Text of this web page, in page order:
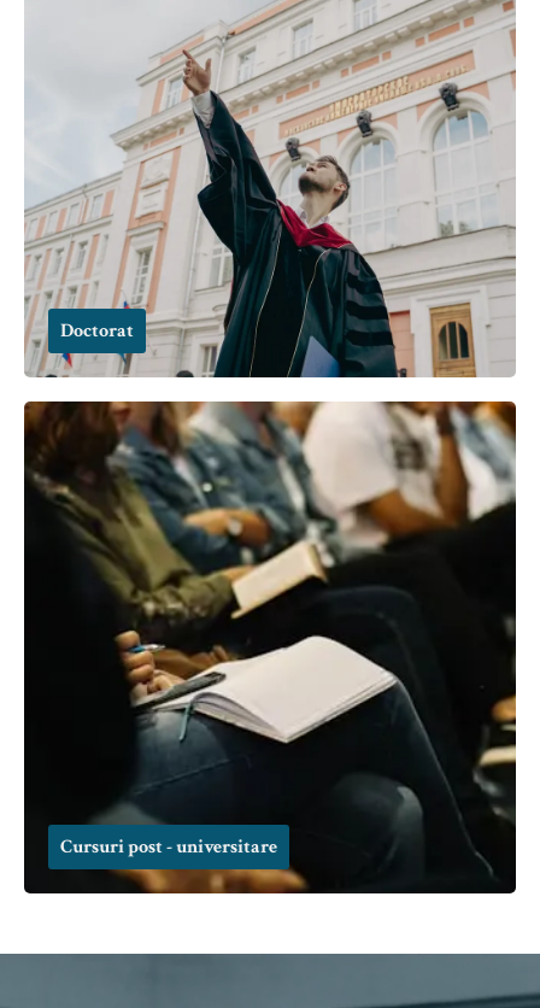
Doctorat
Cursuri post - universitare